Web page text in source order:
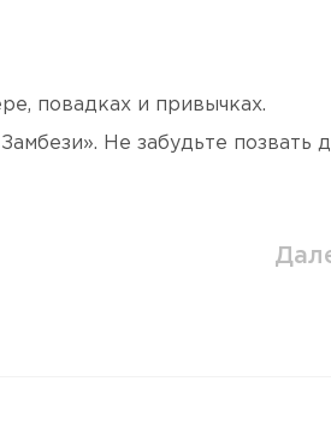
повадках и привычках.
Не забудьте позвать